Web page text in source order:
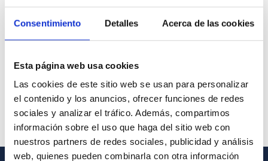
Consentimiento Detalles Acerca de las cookies
Esta página web usa cookies
Las cookies de este sitio web se usan para personalizar
el contenido y los anuncios, ofrecer funciones de redes
sociales y analizar el tráfico. Además, compartimos
información sobre el uso que haga del sitio web con
nuestros partners de redes sociales, publicidad y análisis
web, quienes pueden combinarla con otra información